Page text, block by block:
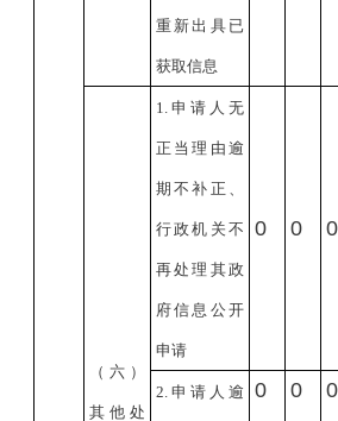
重新出具已
获取信息
（六）
其他处
1. 申请人无
正当理由逾
期不补正、
行政机关不
再处理其政
府信息公开
申请
0 0 0
2. 申请人逾 0 0 0